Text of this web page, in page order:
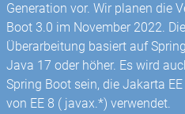
Generation vor. Wir planen die
Boot 3.0 im November 2022.
Überarbeitung basiert auf
Java 17 oder höher. Es wird
Spring Boot sein, die Jakarta
von EE 8 ( javax.*) verwendet.